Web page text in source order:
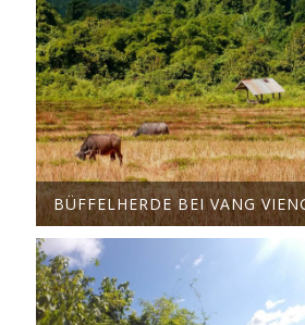
BÜFFELHERDE BEI VANG